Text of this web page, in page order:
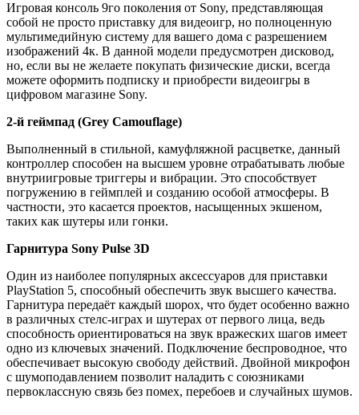
Игровая консоль 9го поколения от Sony, представляющая
собой не просто приставку для видеоигр, но полноценную
мультимедийную систему для вашего дома с разрешением
изображений 4к. В данной модели предусмотрен дисковод,
но, если вы не желаете покупать физические диски, всегда
можете оформить подписку и приобрести видеоигры в
цифровом магазине Sony.
2-й геймпад (Grey Camouflage)
Выполненный в стильной, камуфляжной расцветке, данный
контроллер способен на высшем уровне отрабатывать любые
внутриигровые триггеры и вибрации. Это способствует
погружению в геймплей и созданию особой атмосферы. В
частности, это касается проектов, насыщенных экшеном,
таких как шутеры или гонки.
Гарнитура Sony Pulse 3D
Один из наиболее популярных аксессуаров для приставки
PlayStation 5, способный обеспечить звук высшего качества.
Гарнитура передаёт каждый шорох, что будет особенно важно
в различных стелс-играх и шутерах от первого лица, ведь
способность ориентироваться на звук вражеских шагов имеет
одно из ключевых значений. Подключение беспроводное, что
обеспечивает высокую свободу действий. Двойной микрофон
с шумоподавлением позволит наладить с союзниками
первоклассную связь без помех, перебоев и случайных шумов.